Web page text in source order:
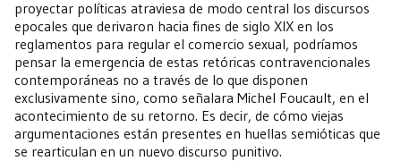
proyectar políticas atraviesa de modo central los discursos
epocales que derivaron hacia fines de siglo XIX en los
reglamentos para regular el comercio sexual, podríamos
pensar la emergencia de estas retóricas contravencionales
contemporáneas no a través de lo que disponen
exclusivamente sino, como señalara Michel Foucault, en el
acontecimiento de su retorno. Es decir, de cómo viejas
argumentaciones están presentes en huellas semióticas que
se rearticulan en un nuevo discurso punitivo.